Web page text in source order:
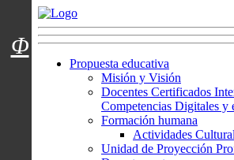
Menú usuarios
Propuesta educativa
Misión y Visión
Docentes Certificados
Competencias Digitales y
Formación humana
Actividades
Unidad de Proyección
Φ